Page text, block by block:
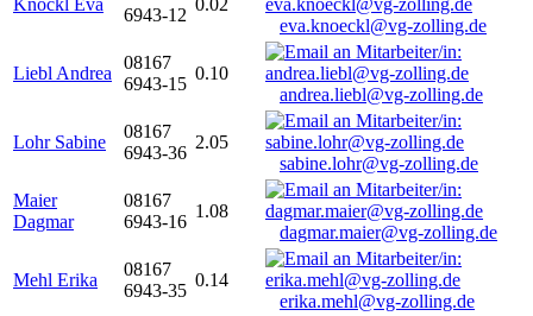
Knöckl Eva
6943-12
0.02
eva.knoeckl@vg-zolling.de
Liebl Andrea
08167
6943-15
0.10
andrea.liebl@vg-zolling.de
Lohr Sabine
08167
6943-36
2.05
sabine.lohr@vg-zolling.de
Maier
Dagmar
08167
6943-16
1.08
dagmar.maier@vg-zolling.de
Mehl Erika
08167
6943-35
0.14
erika.mehl@vg-zolling.de